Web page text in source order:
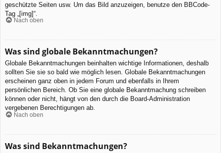
geschützte Seiten usw. Um das Bild anzuzeigen, benutze den BBCode-
Tag „[img]“.
Nach oben
Was sind globale Bekanntmachungen?
Globale Bekanntmachungen beinhalten wichtige Informationen, deshalb
sollten Sie sie so bald wie möglich lesen. Globale Bekanntmachungen
erscheinen ganz oben in jedem Forum und ebenfalls in Ihrem
persönlichen Bereich. Ob Sie eine globale Bekanntmachung schreiben
können oder nicht, hängt von den durch die Board-Administration
vergebenen Berechtigungen ab.
Nach oben
Was sind Bekanntmachungen?